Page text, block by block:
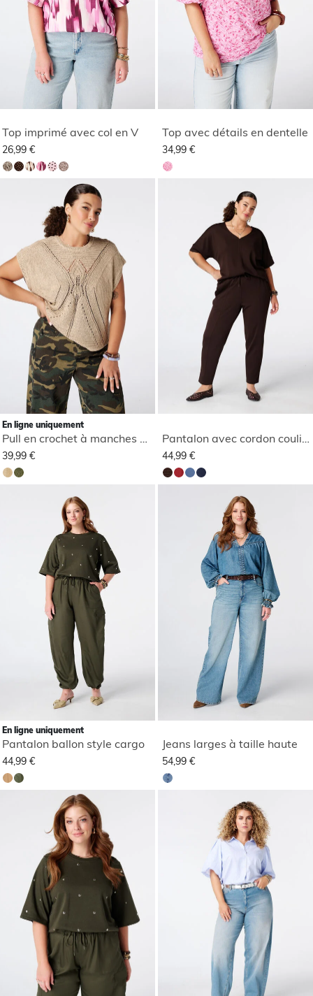
Top imprimé avec col en V
26,99 €
Top avec détails en dentelle
34,99 €
En ligne uniquement
39,99 € 44,99 €
En ligne uniquement
Pantalon ballon style cargo
44,99 €
Jeans larges à taille haute
54,99 €